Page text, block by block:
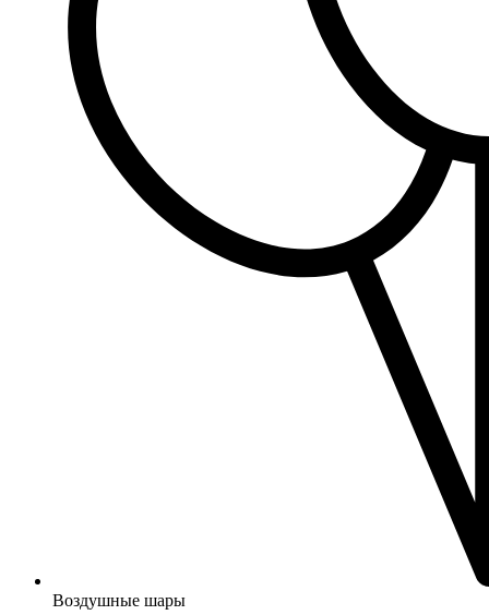
Воздушные шары